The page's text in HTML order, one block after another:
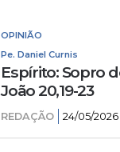
OPINIÃO
Pe. Daniel Curnis
Espírito: Sopro
João 20,19-23
REDAÇÃO 24/05/2026